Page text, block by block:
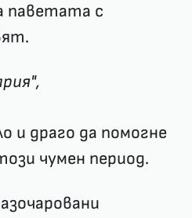
паветата с
и драго да помогне
чумен период.